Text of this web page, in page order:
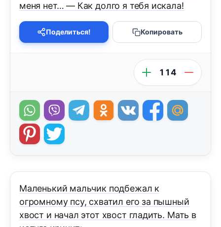
меня нет… — Как долго я тебя искала!
Поделиться! Копировать
114
Маленький мальчик подбежал к
огромному псу, схватил его за пышный
хвост и начал этот хвост гладить. Мать в